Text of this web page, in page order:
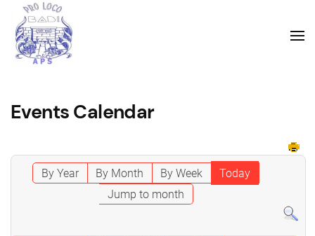
Events Calendar
By Year By Month By Week
Today
Jump to month